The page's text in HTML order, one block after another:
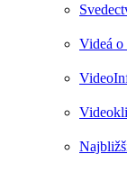
Videá o